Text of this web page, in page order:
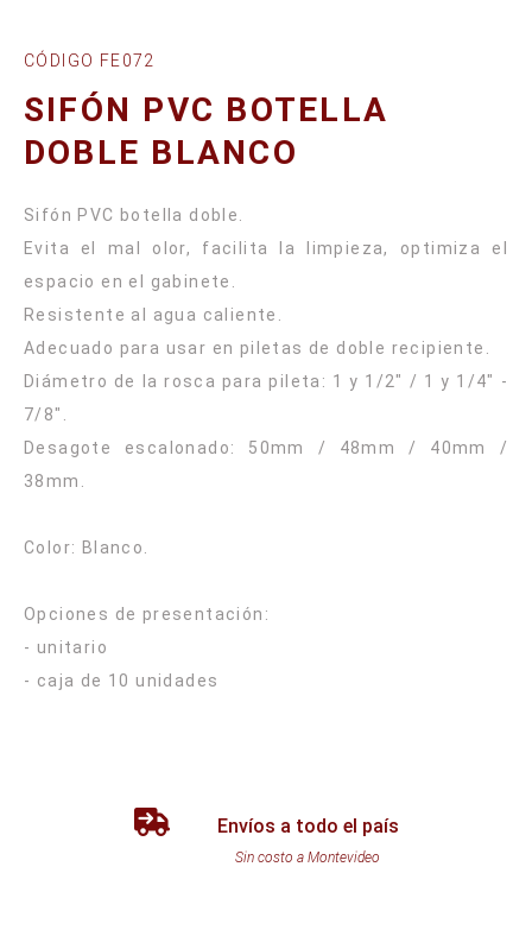
CÓDIGO FE072
SIFÓN PVC BOTELLA
DOBLE BLANCO
Sifón PVC botella doble.
Evita el mal olor, facilita la limpieza, optimiza el
espacio en el gabinete.
Resistente al agua caliente.
Adecuado para usar en piletas de doble recipiente.
Diámetro de la rosca para pileta: 1 y 1/2" / 1 y 1/4" -
7/8".
Desagote escalonado: 50mm / 48mm / 40mm /
38mm.
Color: Blanco.
Opciones de presentación:
- unitario
Envíos a todo el país
Sin costo a Montevideo